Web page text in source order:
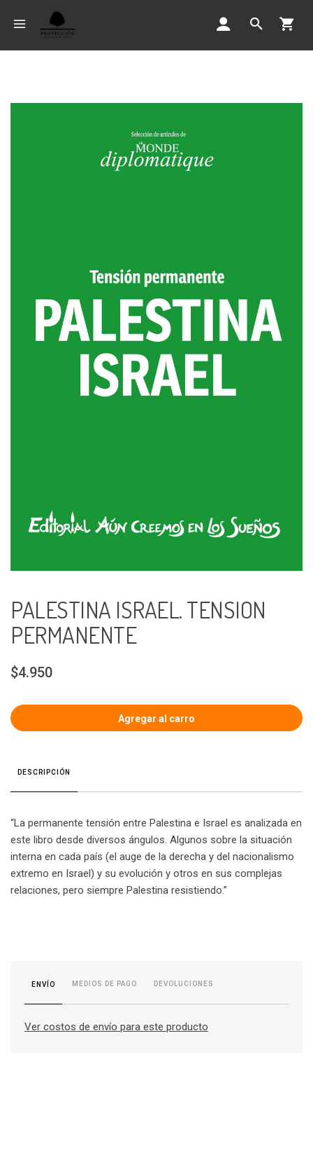
PALESTINA ISRAEL. TENSION
PERMANENTE
$4.950
DESCRIPCIÓN
“La permanente tensión entre Palestina e Israel es analizada en
este libro desde diversos ángulos. Algunos sobre la situación
interna en cada país (el auge de la derecha y del nacionalismo
extremo en Israel) y su evolución y otros en sus complejas
relaciones, pero siempre Palestina resistiendo.”
ENVÍO MEDIOS DE PAGO DEVOLUCIONES
Ver costos de envío para este producto